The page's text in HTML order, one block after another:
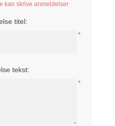
kan skrive anmeldelser
titel:
*
tekst:
*